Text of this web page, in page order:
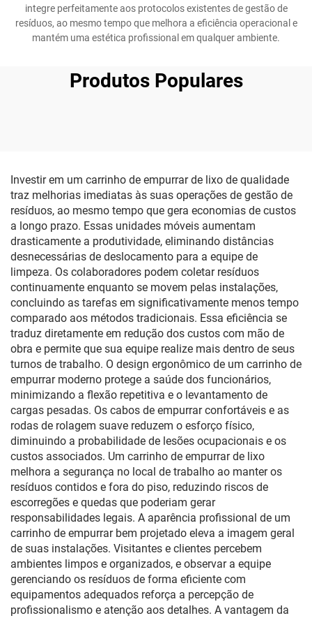
integre perfeitamente aos protocolos existentes de gestão de
resíduos, ao mesmo tempo que melhora a eficiência operacional e
mantém uma estética profissional em qualquer ambiente.
Produtos Populares
Investir em um carrinho de empurrar de lixo de qualidade
traz melhorias imediatas às suas operações de gestão de
resíduos, ao mesmo tempo que gera economias de custos
a longo prazo. Essas unidades móveis aumentam
drasticamente a produtividade, eliminando distâncias
desnecessárias de deslocamento para a equipe de
limpeza. Os colaboradores podem coletar resíduos
continuamente enquanto se movem pelas instalações,
concluindo as tarefas em significativamente menos tempo
comparado aos métodos tradicionais. Essa eficiência se
traduz diretamente em redução dos custos com mão de
obra e permite que sua equipe realize mais dentro de seus
turnos de trabalho. O design ergonômico de um carrinho de
empurrar moderno protege a saúde dos funcionários,
minimizando a flexão repetitiva e o levantamento de
cargas pesadas. Os cabos de empurrar confortáveis e as
rodas de rolagem suave reduzem o esforço físico,
diminuindo a probabilidade de lesões ocupacionais e os
custos associados. Um carrinho de empurrar de lixo
melhora a segurança no local de trabalho ao manter os
resíduos contidos e fora do piso, reduzindo riscos de
escorregões e quedas que poderiam gerar
responsabilidades legais. A aparência profissional de um
carrinho de empurrar bem projetado eleva a imagem geral
de suas instalações. Visitantes e clientes percebem
ambientes limpos e organizados, e observar a equipe
gerenciando os resíduos de forma eficiente com
equipamentos adequados reforça a percepção de
profissionalismo e atenção aos detalhes. A vantagem da